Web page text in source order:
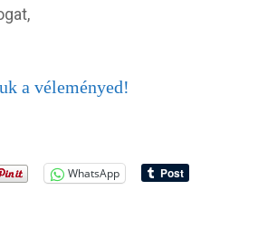
a véleményed!
WhatsApp